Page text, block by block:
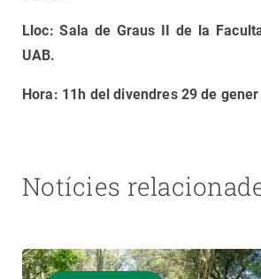
Lloc: Sala de Graus II de la
UAB.
Hora: 11h del divendres 29 de
Notícies